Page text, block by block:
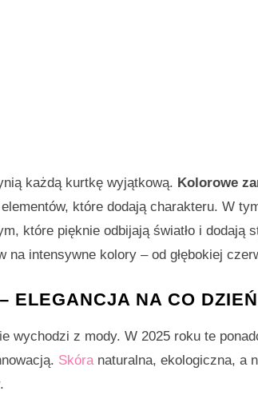
każdą kurtkę wyjątkową. Kolorowe
które dodają charakteru. W
które pięknie odbijają światło i dodają
intensywne kolory – od głębokiej
ELEGANCJA NA CO DZIEŃ
wychodzi z mody. W 2025 roku te
Skóra naturalna, ekologiczna, a